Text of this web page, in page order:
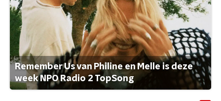
Remember Us van Philine en Melle is deze
week NPO Radio 2 TopSong